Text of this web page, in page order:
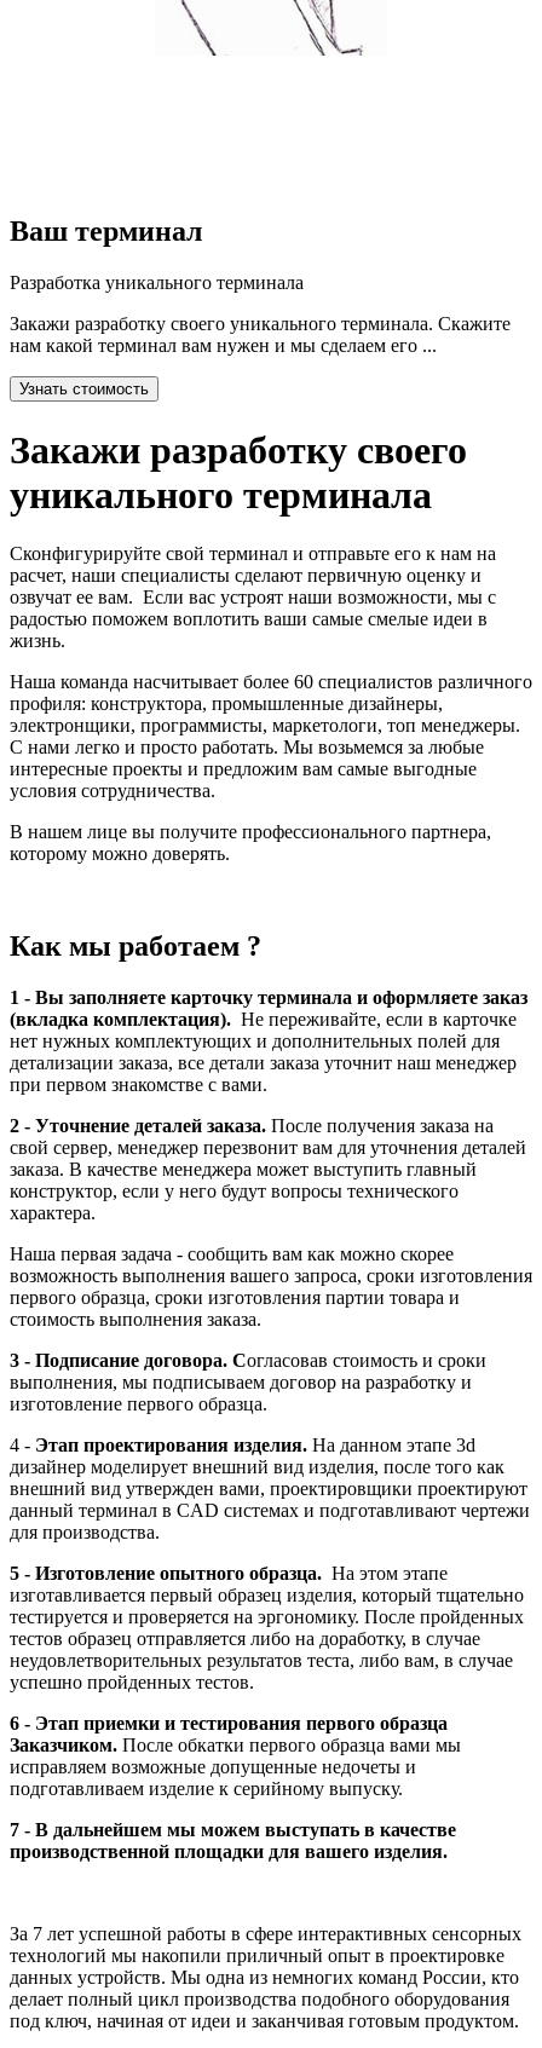
Ваш терминал
Разработка уникального терминала
Закажи разработку своего уникального терминала. Скажите
нам какой терминал вам нужен и мы сделаем его ...
Узнать стоимость
Закажи разработку своего
уникального терминала
Сконфигурируйте свой терминал и отправьте его к нам на
расчет, наши специалисты сделают первичную оценку и
озвучат ее вам. Если вас устроят наши возможности, мы с
радостью поможем воплотить ваши самые смелые идеи в
жизнь.
Наша команда насчитывает более 60 специалистов различного
профиля: конструктора, промышленные дизайнеры,
электронщики, программисты, маркетологи, топ менеджеры.
С нами легко и просто работать. Мы возьмемся за любые
интересные проекты и предложим вам самые выгодные
условия сотрудничества.
В нашем лице вы получите профессионального партнера,
которому можно доверять.
Как мы работаем ?
1 - Вы заполняете карточку терминала и оформляете заказ
(вкладка комплектация). Не переживайте, если в карточке
нет нужных комплектующих и дополнительных полей для
детализации заказа, все детали заказа уточнит наш менеджер
при первом знакомстве с вами.
2 - Уточнение деталей заказа. После получения заказа на
свой сервер, менеджер перезвонит вам для уточнения деталей
заказа. В качестве менеджера может выступить главный
конструктор, если у него будут вопросы технического
характера.
Наша первая задача - сообщить вам как можно скорее
возможность выполнения вашего запроса, сроки изготовления
первого образца, сроки изготовления партии товара и
стоимость выполнения заказа.
3 - Подписание договора. Согласовав стоимость и сроки
выполнения, мы подписываем договор на разработку и
изготовление первого образца.
4 - Этап проектирования изделия. На данном этапе 3d
дизайнер моделирует внешний вид изделия, после того как
внешний вид утвержден вами, проектировщики проектируют
данный терминал в CAD системах и подготавливают чертежи
для производства.
5 - Изготовление опытного образца. На этом этапе
изготавливается первый образец изделия, который тщательно
тестируется и проверяется на эргономику. После пройденных
тестов образец отправляется либо на доработку, в случае
неудовлетворительных результатов теста, либо вам, в случае
успешно пройденных тестов.
6 - Этап приемки и тестирования первого образца
Заказчиком. После обкатки первого образца вами мы
исправляем возможные допущенные недочеты и
подготавливаем изделие к серийному выпуску.
7 - В дальнейшем мы можем выступать в качестве
производственной площадки для вашего изделия.
За 7 лет успешной работы в сфере интерактивных сенсорных
технологий мы накопили приличный опыт в проектировке
данных устройств. Мы одна из немногих команд России, кто
делает полный цикл производства подобного оборудования
под ключ, начиная от идеи и заканчивая готовым продуктом.